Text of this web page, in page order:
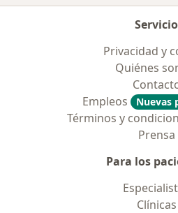
Servicio
Privacidad y
Quiénes
Empleos
Nuevas
Términos y
Prensa
Para los
Clínicas